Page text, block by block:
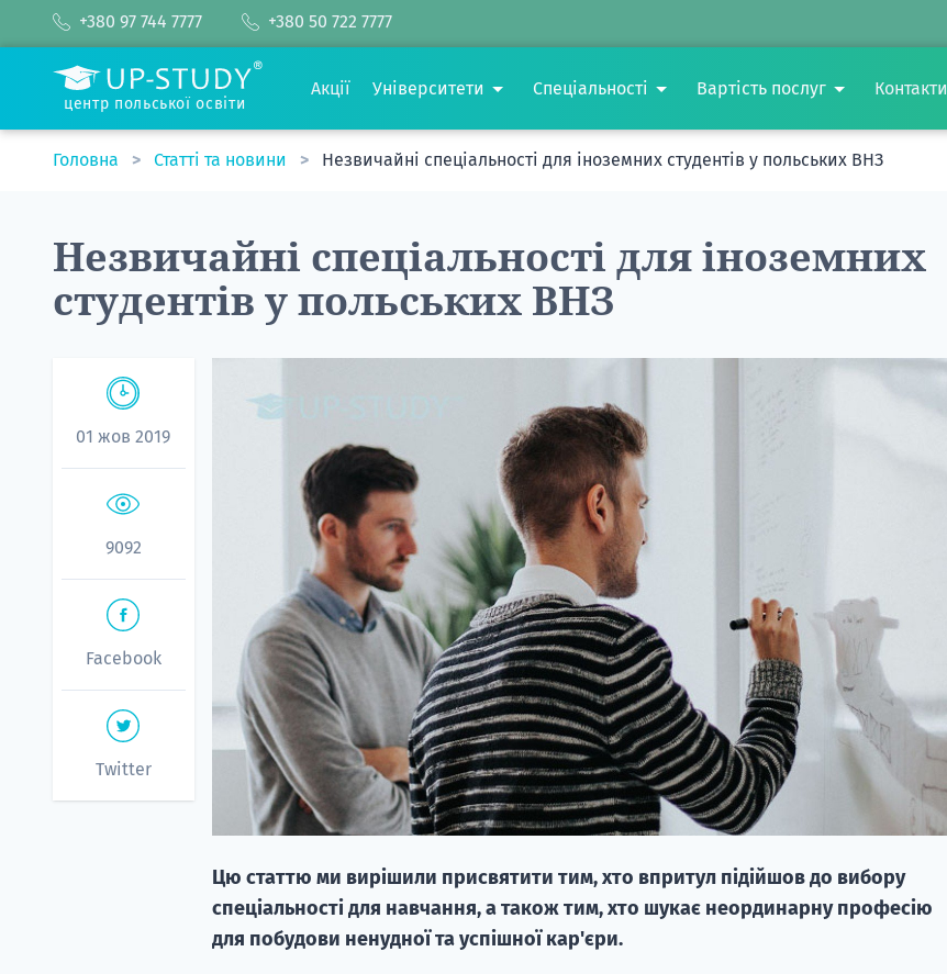
+380 97 744 7777 +380 50 722 7777
центр польської освіти
Акції Університети Спеціальності Вартість послуг Контакти
Головна Статті та новини Незвичайні спеціальності для іноземних студентів у польських ВНЗ
Незвичайні спеціальності для іноземних
студентів у польських ВНЗ
01 жов 2019
9092
Facebook
Twitter
Цю статтю ми вирішили присвятити тим, хто впритул підійшов до вибору
спеціальності для навчання, а також тим, хто шукає неординарну професію
для побудови ненудної та успішної кар'єри.